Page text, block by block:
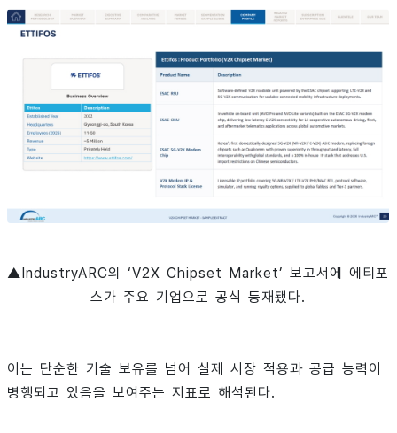
▲IndustryARC의 ‘V2X Chipset Market’ 보고서에 에티포
스가 주요 기업으로 공식 등재됐다.
이는 단순한 기술 보유를 넘어 실제 시장 적용과 공급 능력이
병행되고 있음을 보여주는 지표로 해석된다.